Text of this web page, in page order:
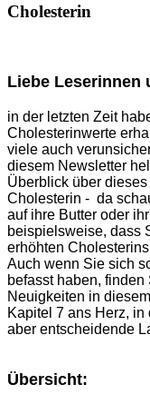
Cholesterin
Liebe Leserinnen
in der letzten Zeit
Cholesterinwerte
viele auch
diesem Newsletter
Überblick über
Cholesterin - da
auf ihre Butter oder
beispielsweise, dass
erhöhten
Auch wenn Sie sich
befasst haben,
Neuigkeiten in
Kapitel 7 ans Herz, in
aber entscheidende
Übersicht: